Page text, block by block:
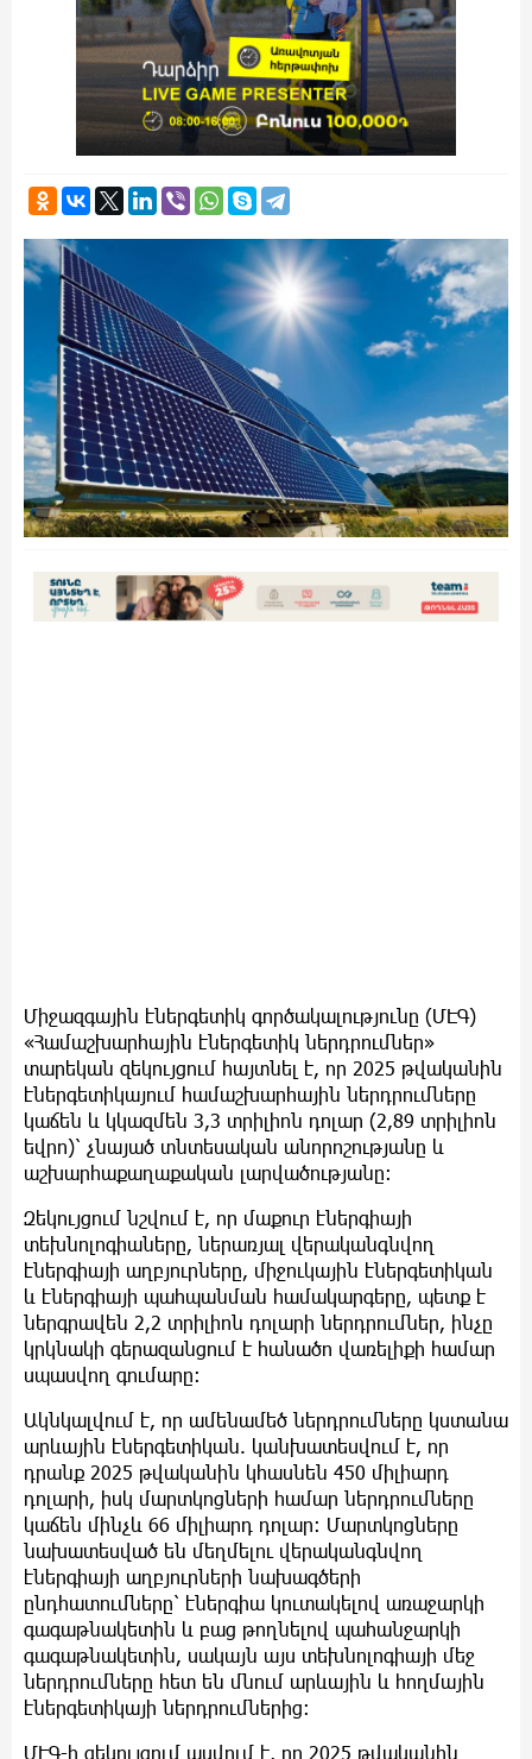
Միջազգային էներգետիկ գործակալությունը (ՄԷԳ)
«Համաշխարհային էներգետիկ ներդրումներ»
տարեկան զեկույցում հայտնել է, որ 2025 թվականին
էներգետիկայում համաշխարհային ներդրումները
կաճեն և կկազմեն 3,3 տրիլիոն դոլար (2,89 տրիլիոն
եվրո)՝ չնայած տնտեսական անորոշությանը և
աշխարհաքաղաքական լարվածությանը:
Զեկույցում նշվում է, որ մաքուր էներգիայի
տեխնոլոգիաները, ներառյալ վերականգնվող
էներգիայի աղբյուրները, միջուկային էներգետիկան
և էներգիայի պահպանման համակարգերը, պետք է
ներգրավեն 2,2 տրիլիոն դոլարի ներդրումներ, ինչը
կրկնակի գերազանցում է հանածո վառելիքի համար
սպասվող գումարը:
Ակնկալվում է, որ ամենամեծ ներդրումները կստանա
արևային էներգետիկան. կանխատեսվում է, որ
դրանք 2025 թվականին կհասնեն 450 միլիարդ
դոլարի, իսկ մարտկոցների համար ներդրումները
կաճեն մինչև 66 միլիարդ դոլար: Մարտկոցները
նախատեսված են մեղմելու վերականգնվող
էներգիայի աղբյուրների նախագծերի
ընդհատումները՝ էներգիա կուտակելով առաջարկի
գագաթնակետին և բաց թողնելով պահանջարկի
գագաթնակետին, սակայն այս տեխնոլոգիայի մեջ
ներդրումները հետ են մնում արևային և հողմային
էներգետիկայի ներդրումներից:
ՄԷԳ-ի զեկույցում ասվում է, որ 2025 թվականին